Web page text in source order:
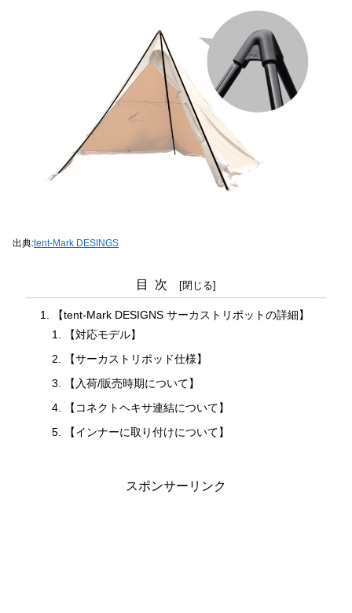
出典:tent-Mark DESINGS
目次
【tent-Mark DESIGNS サーカストリポットの詳細】
【対応モデル】
【サーカストリポッド仕様】
【入荷/販売時期について】
【コネクトヘキサ連結について】
【インナーに取り付けについて】
スポンサーリンク